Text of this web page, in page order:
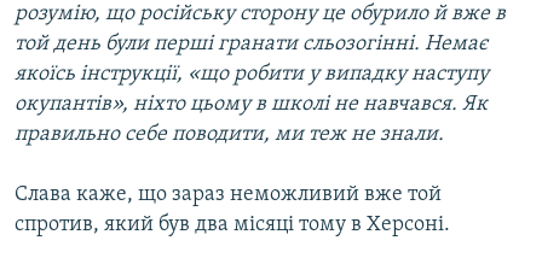
розумію, що російську сторону це обурило й вже в
той день були перші гранати сльозогінні. Немає
якоїсь інструкції, «що робити у випадку наступу
окупантів», ніхто цьому в школі не навчався. Як
правильно себе поводити, ми теж не знали.
Слава каже, що зараз неможливий вже той
спротив, який був два місяці тому в Херсоні.